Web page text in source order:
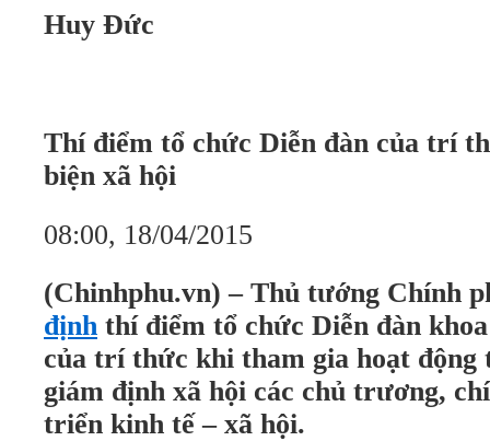
Huy Đức
Thí điểm tổ chức Diễn đàn của trí
biện xã hội
08:00, 18/04/2015
(Chinhphu.vn) – Thủ tướng Chính
định thí điểm tổ chức Diễn đàn
của trí thức khi tham gia hoạt động
giám định xã hội các chủ trương,
triển kinh tế – xã hội.